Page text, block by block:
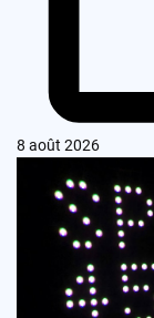
8 août 2026